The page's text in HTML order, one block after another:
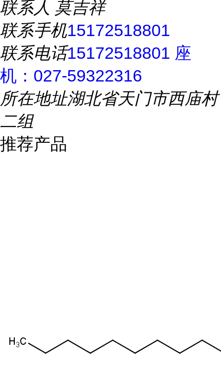
联系人 莫吉祥
联系手机15172518801
联系电话15172518801 座
机：027-59322316
所在地址湖北省天门市西庙村
二组
推荐产品